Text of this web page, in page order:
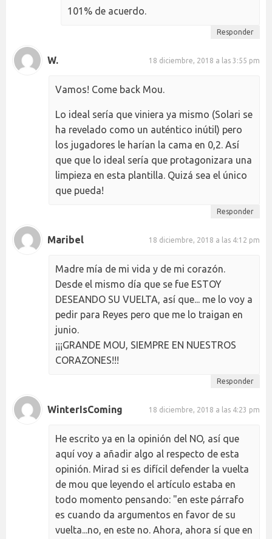
101% de acuerdo.
Responder
W. 18 diciembre, 2018 a las 3:55 pm
Vamos! Come back Mou.
Lo ideal sería que viniera ya mismo (Solari se
ha revelado como un auténtico inútil) pero
los jugadores le harían la cama en 0,2. Así
que que lo ideal sería que protagonizara una
limpieza en esta plantilla. Quizá sea el único
que pueda!
Responder
Maribel 18 diciembre, 2018 a las 4:12 pm
Madre mía de mi vida y de mi corazón.
Desde el mismo día que se fue ESTOY
DESEANDO SU VUELTA, así que... me lo voy a
pedir para Reyes pero que me lo traigan en
junio.
¡¡¡GRANDE MOU, SIEMPRE EN NUESTROS
CORAZONES!!!
Responder
WinterIsComing 18 diciembre, 2018 a las 4:23 pm
He escrito ya en la opinión del NO, así que
aquí voy a añadir algo al respecto de esta
opinión. Mirad si es difícil defender la vuelta
de mou que leyendo el artículo estaba en
todo momento pensando: "en este párrafo
es cuando da argumentos en favor de su
vuelta...no, en este no. Ahora, ahora sí que en